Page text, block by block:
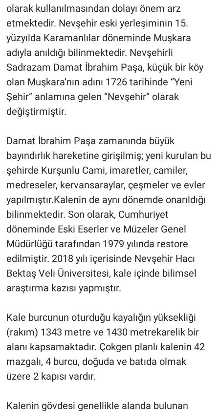
olarak kullanılmasından dolayı önem arz
etmektedir. Nevşehir eski yerleşiminin 15.
yüzyılda Karamanlılar döneminde Muşkara
adıyla anıldığı bilinmektedir. Nevşehirli
Sadrazam Damat İbrahim Paşa, küçük bir köy
olan Muşkara’nın adını 1726 tarihinde “Yeni
Şehir” anlamına gelen “Nevşehir” olarak
değiştirmiştir.
Damat İbrahim Paşa zamanında büyük
bayındırlık hareketine girişilmiş; yeni kurulan bu
şehirde Kurşunlu Cami, imaretler, camiler,
medreseler, kervansaraylar, çeşmeler ve evler
yapılmıştır.Kalenin de aynı dönemde onarıldığı
bilinmektedir. Son olarak, Cumhuriyet
döneminde Eski Eserler ve Müzeler Genel
Müdürlüğü tarafından 1979 yılında restore
edilmiştir. 2018 yılı içerisinde Nevşehir Hacı
Bektaş Veli Üniversitesi, kale içinde bilimsel
araştırma kazısı yapmıştır.
Kale burcunun oturduğu kayalığın yüksekliği
(rakım) 1343 metre ve 1430 metrekarelik bir
alanı kapsamaktadır. Çokgen planlı kalenin 42
mazgalı, 4 burcu, doğuda ve batıda olmak
üzere 2 kapısı vardır.
Kalenin gövdesi genellikle alanda bulunan